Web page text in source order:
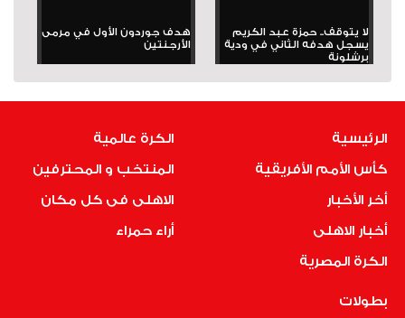
لا يتوقف.. حمزة عبد الكريم
يسجل هدفه الثاني في ودية
برشلونة
هدف جوردون الأول في مرمى
الأرجنتين
الرئيسية
كأس الأمم الأفريقية
أخر الأخبار
أخبار الاهلى
الكرة المصرية
الكرة عالمية
المنتخب و المحترفين
الاهلى فى كل مكان
أراء حمراء
بطولات